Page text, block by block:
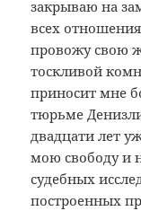
закрываю на
всех
провожу свою
тоскливой
приносит мне
тюрьме
двадцати лет
мою свободу и
судебных
построенных